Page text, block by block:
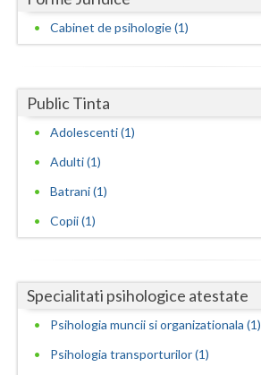
Hunedoara
Iasi
Ilfov
Maramures
Mehedinti
Mures
Olt
Cabinet de psihologie (1)
Public Tinta
Adolescenti (1)
Adulti (1)
Batrani (1)
Copii (1)
Specialitati psihologice atestate
Psihologia muncii si organizationala (1)
Psihologia transporturilor (1)